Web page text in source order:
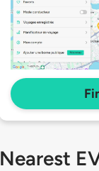
Nearest